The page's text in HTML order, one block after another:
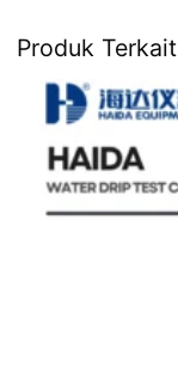
Produk Terkait